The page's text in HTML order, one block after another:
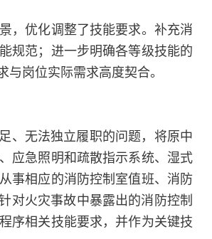
优化调整了技能要求。补充消
规范；进一步明确各等级技能的
岗位实际需求高度契合。
无法独立履职的问题，将原中
应急照明和疏散指示系统、湿式
事相应的消防控制室值班、消防
对火灾事故中暴露出的消防控制
序相关技能要求，并作为关键技